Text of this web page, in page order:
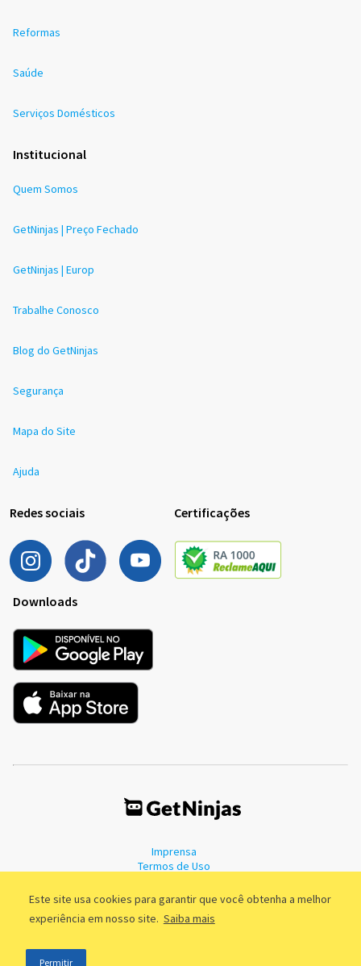
Este site usa cookies para garantir que você obtenha a melhor
experiência em nosso site. Saiba mais
Permitir
Reformas
Saúde
Serviços Domésticos
Institucional
Quem Somos
GetNinjas | Preço Fechado
GetNinjas | Europ
Trabalhe Conosco
Blog do GetNinjas
Segurança
Mapa do Site
Ajuda
Redes sociais Certificações
Downloads
Imprensa
Termos de Uso
©2011 - 2026, GetNinjas LTDA. CNPJ 55.744.877/0001-89 - Rua Dr.